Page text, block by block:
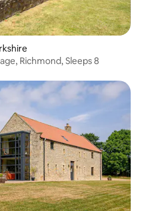
Richmond, Sleeps 8